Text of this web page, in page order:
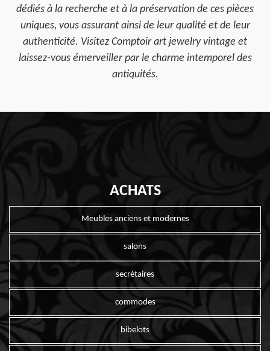
dédiés à la recherche et à la préservation de ces pièces
uniques, vous assurant ainsi de leur qualité et de leur
authenticité. Visitez Comptoir art jewelry vintage et
laissez-vous émerveiller par le charme intemporel des
antiquités.
ACHATS
Meubles anciens et modernes
salons
secrétaires
commodes
bibelots